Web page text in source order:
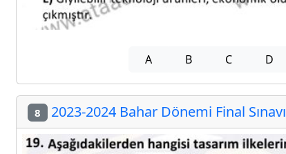
A B C D
8 2023-2024 Bahar Dönemi Final Sınavı